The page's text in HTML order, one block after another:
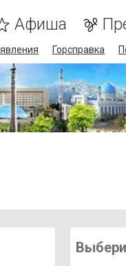
Афиша
Горсправка